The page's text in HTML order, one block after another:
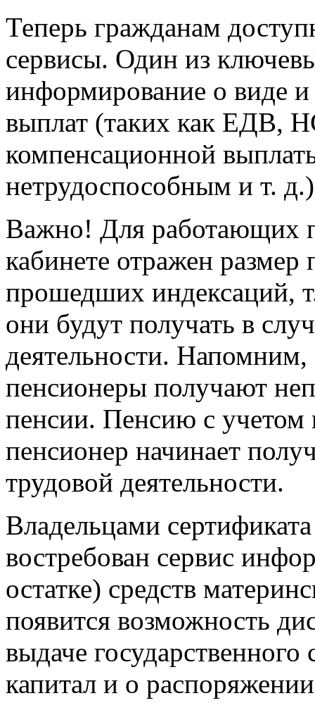
Теперь гражданам
сервисы. Один из
информирование о виде
выплат (таких как ЕДВ,
компенсационной
нетрудоспособным и т.
Важно! Для работающих
кабинете отражен размер
прошедших индексаций,
они будут получать в
деятельности.
пенсионеры получают
пенсии. Пенсию с
пенсионер начинает
трудовой деятельности.
Владельцами
востребован сервис
остатке) средств
появится возможность
выдаче
капитал и о